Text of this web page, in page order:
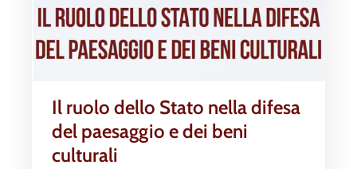
Il ruolo dello Stato nella difesa
del paesaggio e dei beni
culturali